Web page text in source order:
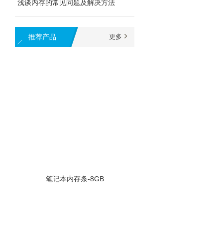
浅谈内存的常见问题及解决方法
更多
推荐产品
笔记本内存条-8GB